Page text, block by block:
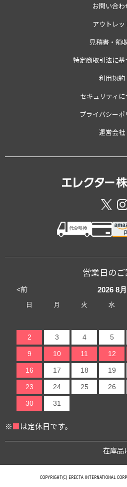
お問い合わ
アウトレッ
見積書・領
特定商取引法に
利用規約
セキュリティに
プライバシーポ
運営会社
営業日の
<前 2026 8月
日 月 火 水
2 3 4 5
9 10 11 12
16 17 18 19
23 24 25 26
30 31
※■は定休日です。
在庫品
COPYRIGHT(C) ERECTA INTERNATIONAL